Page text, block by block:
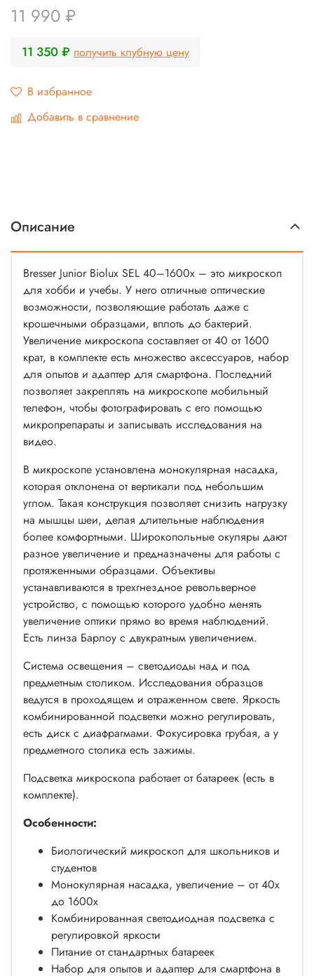
11 990 ₽
11 350 ₽ получить клубную цену
В избранное
Добавить в сравнение
Описание
Bresser Junior Biolux SEL 40–1600x – это микроскоп
для хобби и учебы. У него отличные оптические
возможности, позволяющие работать даже с
крошечными образцами, вплоть до бактерий.
Увеличение микроскопа составляет от 40 от 1600
крат, в комплекте есть множество аксессуаров, набор
для опытов и адаптер для смартфона. Последний
позволяет закреплять на микроскопе мобильный
телефон, чтобы фотографировать с его помощью
микропрепараты и записывать исследования на
видео.
В микроскопе установлена монокулярная насадка,
которая отклонена от вертикали под небольшим
углом. Такая конструкция позволяет снизить нагрузку
на мышцы шеи, делая длительные наблюдения
более комфортными. Широкопольные окуляры дают
разное увеличение и предназначены для работы с
протяженными образцами. Объективы
устанавливаются в трехгнездное револьверное
устройство, с помощью которого удобно менять
увеличение оптики прямо во время наблюдений.
Есть линза Барлоу с двукратным увеличением.
Система освещения – светодиоды над и под
предметным столиком. Исследования образцов
ведутся в проходящем и отраженном свете. Яркость
комбинированной подсветки можно регулировать,
есть диск с диафрагмами. Фокусировка грубая, а у
предметного столика есть зажимы.
Подсветка микроскопа работает от батареек (есть в
комплекте).
Особенности:
Биологический микроскоп для школьников и
студентов
Монокулярная насадка, увеличение – от 40х
до 1600х
Комбинированная светодиодная подсветка с
регулировкой яркости
Питание от стандартных батареек
Набор для опытов и адаптер для смартфона в